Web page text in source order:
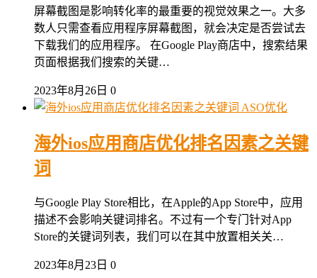
屏幕截图是影响转化率的最重要的视觉效果之一。大多
数人只需查看应用程序屏幕截图，就会决定是否尝试去
下载我们的应用程序。 在Google Play商店中，搜索结果
页面根据我们搜索的关键…
2023年8月26日 0
ASO优化
海外ios应用商店优化排名因素之关键
词
与Google Play Store相比，在Apple的App Store中，应用
描述不会影响关键词排名。不过有一个专门针对App
Store的关键词列表，我们可以在其中放置相关关…
2023年8月23日 0